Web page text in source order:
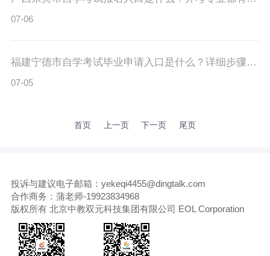
07-06
福建宁德市自学考试毕业申请入口是什么？详细步骤有吗？
07-05
首页 上一页 下一页 尾页
投诉与建议电子邮箱：yekeqi4455@dingtalk.com
合作商务：蒲老师-19923834968
版权所有 北京中教双元科技集团有限公司 EOL Corporation